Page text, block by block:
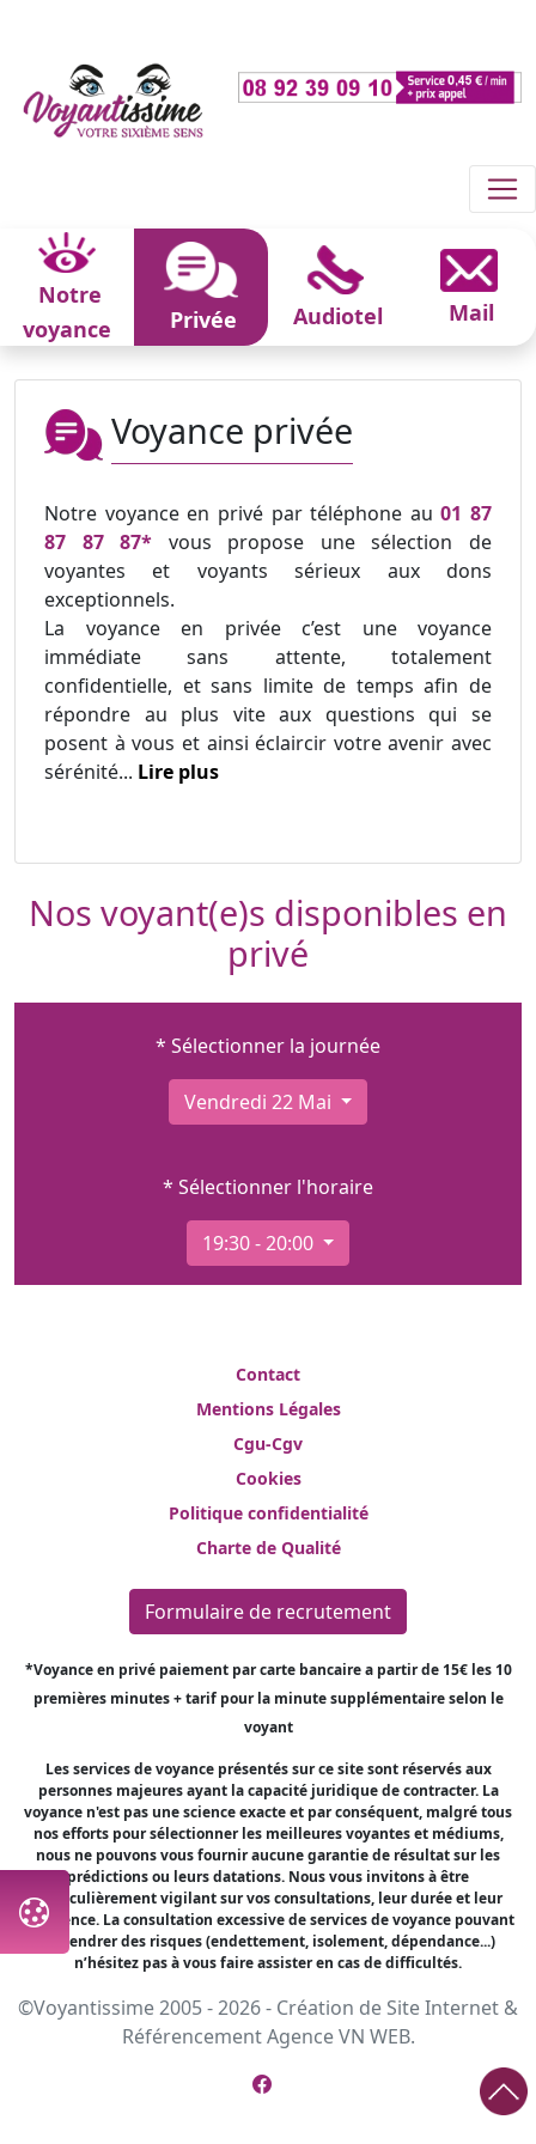
Notre
voyance
Privée Audiotel Mail
Voyance privée
Notre voyance en privé par téléphone au01 87
87 87 87* vous propose une sélection de
voyantes et voyants sérieux aux dons
exceptionnels.
La voyance en privée c’est une voyance
immédiate sans attente, totalement
confidentielle, et sans limite de temps afin de
répondre au plus vite aux questions qui se
posent à vous et ainsi éclaircir votre avenir avec
sérénité... Lire plus
Nos voyant(e)s disponibles en
privé
* Sélectionner la journée
Vendredi 22 Mai
* Sélectionner l'horaire
19:30 - 20:00
Contact
Mentions Légales
Cgu-Cgv
Cookies
Politique confidentialité
Charte de Qualité
Formulaire de recrutement
*Voyance en privé paiement par carte bancaire a partir de 15€ les 10
premières minutes + tarif pour la minute supplémentaire selon le
voyant
Les services de voyance présentés sur ce site sont réservés aux
personnes majeures ayant la capacité juridique de contracter. La
voyance n'est pas une science exacte et par conséquent, malgré tous
nos efforts pour sélectionner les meilleures voyantes et médiums,
nous ne pouvons vous fournir aucune garantie de résultat sur les
prédictions ou leurs datations. Nous vous invitons à être
particulièrement vigilant sur vos consultations, leur durée et leur
fréquence. La consultation excessive de services de voyance pouvant
engendrer des risques (endettement, isolement, dépendance...)
n’hésitez pas à vous faire assister en cas de difficultés.
©Voyantissime 2005 - 2026 - Création de Site Internet &
RéférencementAgence VN WEB.